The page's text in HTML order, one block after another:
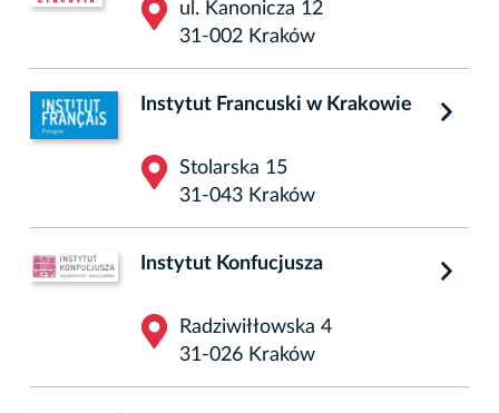
ul. Kanonicza 12
31-002 Kraków
Instytut Francuski w Krakowie
Stolarska 15
31-043 Kraków
Instytut Konfucjusza
Radziwiłłowska 4
31-026 Kraków